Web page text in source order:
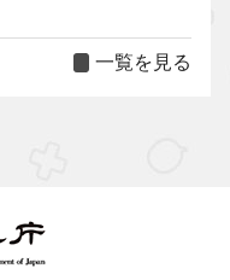
一覧を見る